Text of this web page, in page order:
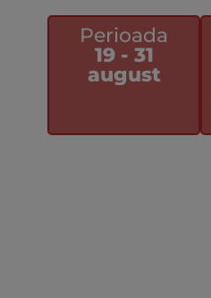
Perioada
19 - 31
august